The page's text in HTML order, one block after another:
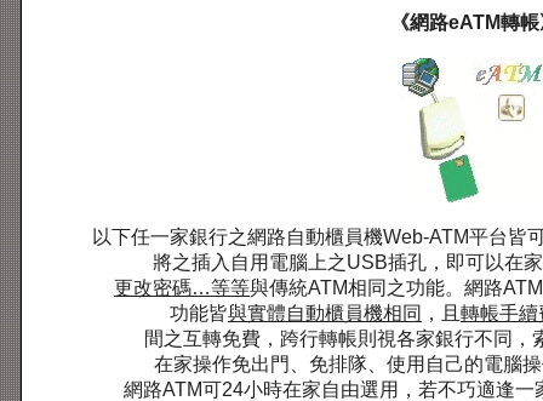
《網路eATM轉
以下任一家銀行之網路自動櫃員機Web-ATM平台皆
將之插入自用電腦上之USB插孔，即可以在
更改密碼…等等與傳統ATM相同之功能。網路
功能皆與實體自動櫃員機相同 ，且 轉帳手續
間之互轉免費，跨行轉帳則視各家銀行不同，
在家操作免出門、免排隊、使用自己的電腦
網路ATM可24小時在家自由選用，若不巧適逢